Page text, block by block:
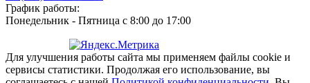
График работы:
Понедельник - Пятница с 8:00 до 17:00
Для улучшения работы сайта мы применяем файлы cookie и
сервисы статистики. Продолжая его использование, вы